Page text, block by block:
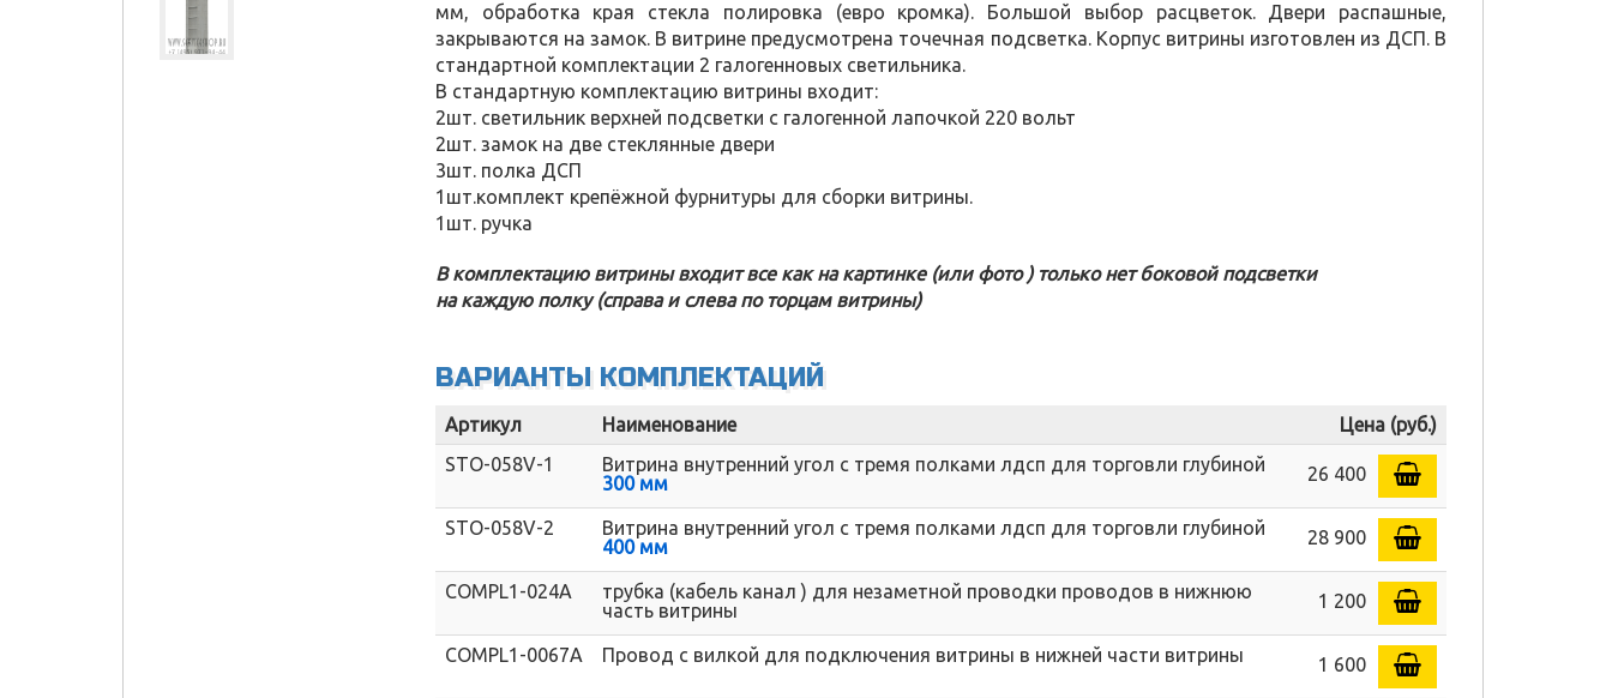
мм, обработка края стекла полировка (евро кромка). Большой выбор расцветок. Двери распашные,
закрываются на замок. В витрине предусмотрена точечная подсветка. Корпус витрины изготовлен из ДСП. В
стандартной комплектации 2 галогенновых светильника.
В стандартную комплектацию витрины входит:
2шт. светильник верхней подсветки с галогенной лапочкой 220 вольт
2шт. замок на две стеклянные двери
3шт. полка ДСП
1шт.комплект крепёжной фурнитуры для сборки витрины.
1шт. ручка
В комплектацию витрины входит все как на картинке (или фото ) только нет боковой подсветки
на каждую полку (справа и слева по торцам витрины)
ВАРИАНТЫ КОМПЛЕКТАЦИЙ
Артикул Наименование
Цена (руб.)
STO-058V-1
Витрина внутренний угол с тремя полками лдсп для торговли глубиной
300 мм
26 400
STO-058V-2
Витрина внутренний угол с тремя полками лдсп для торговли глубиной
400 мм
28 900
COMPL1-024A
трубка (кабель канал ) для незаметной проводки проводов в нижнюю
часть витрины
1 200
COMPL1-0067A Провод с вилкой для подключения витрины в нижней части витрины 1 600